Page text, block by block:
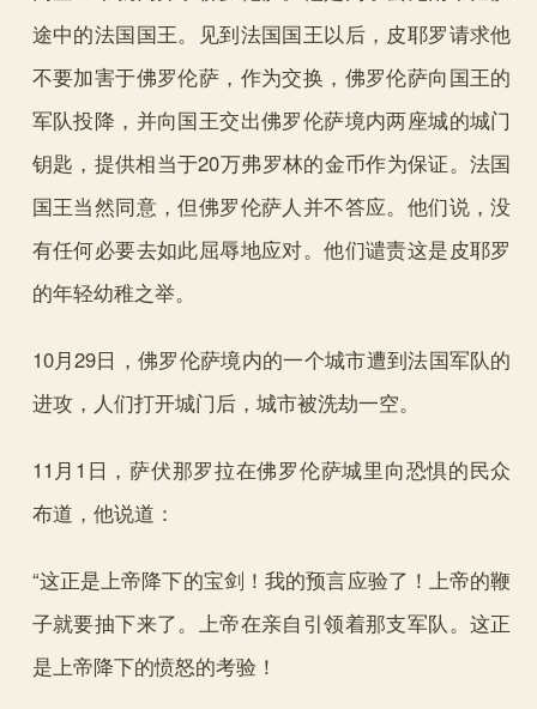
途中的法国国王。见到法国国王以后，皮耶罗请求他
不要加害于佛罗伦萨，作为交换，佛罗伦萨向国王的
军队投降，并向国王交出佛罗伦萨境内两座城的城门
钥匙，提供相当于20万弗罗林的金币作为保证。法国
国王当然同意，但佛罗伦萨人并不答应。他们说，没
有任何必要去如此屈辱地应对。他们谴责这是皮耶罗
的年轻幼稚之举。
10月29日，佛罗伦萨境内的一个城市遭到法国军队的
进攻，人们打开城门后，城市被洗劫一空。
11月1日，萨伏那罗拉在佛罗伦萨城里向恐惧的民众
布道，他说道：
“这正是上帝降下的宝剑！我的预言应验了！上帝的鞭
子就要抽下来了。上帝在亲自引领着那支军队。这正
是上帝降下的愤怒的考验！